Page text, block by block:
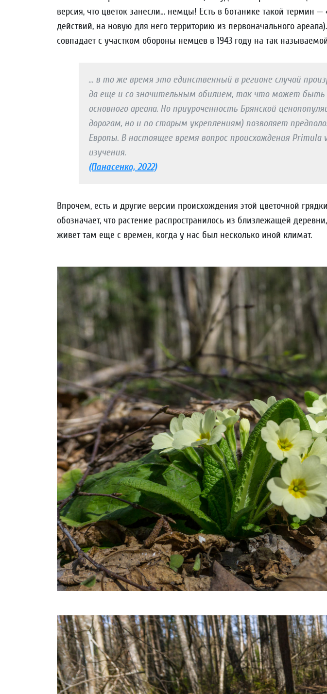
версия, что цветок занесли… немцы! Есть в ботанике такой термин —
действий, на новую для него территорию из первоначального
совпадает с участком обороны немцев в 1943 году на так
… в то же время это единственный в регионе случай
да еще и со значительным обилием, так что может
основного ареала. Но приуроченность Брянской
дорогам, но и по старым укреплениям) позволяет
Европы. В настоящее время вопрос происхождения
изучения.
(Панасенко, 2022)
Впрочем, есть и другие версии происхождения этой цветочной
обозначает, что растение распространилось из близлежащей
живет там еще с времен, когда у нас был несколько иной климат.